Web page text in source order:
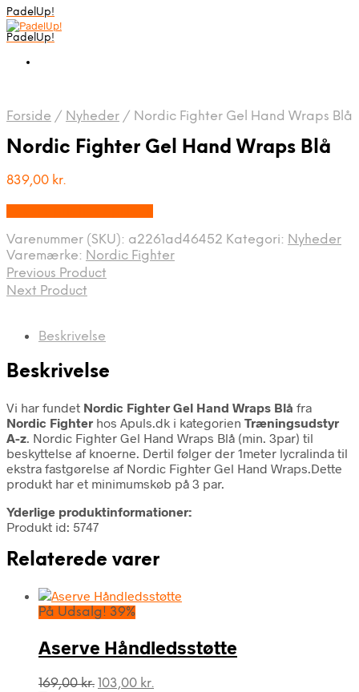
PadelUp!
PadelUp!
Forside / Nyheder / Nordic Fighter Gel Hand Wraps Blå
Nordic Fighter Gel Hand Wraps Blå
839,00 kr.
Varenummer (SKU): a2261ad46452 Kategori: Nyheder
Varemærke: Nordic Fighter
Previous Product
Next Product
Beskrivelse
Beskrivelse
Vi har fundet Nordic Fighter Gel Hand Wraps Blå fra
Nordic Fighter hos Apuls.dk i kategorien Træningsudstyr
A-z. Nordic Fighter Gel Hand Wraps Blå (min. 3par) til
beskyttelse af knoerne. Dertil følger der 1meter lycralinda til
ekstra fastgørelse af Nordic Fighter Gel Hand Wraps.Dette
produkt har et minimumskøb på 3 par.
Yderlige produktinformationer:
Produkt id: 5747
Relaterede varer
På Udsalg! 39%
Aserve Håndledsstøtte
169,00kr. Den
103,00 kr.